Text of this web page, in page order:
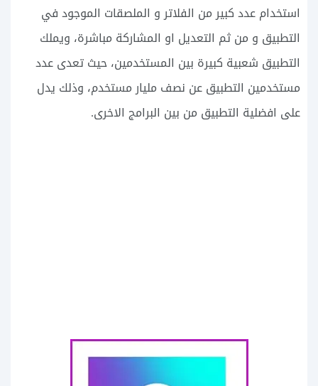
استخدام عدد كبير من الفلاتر و الملصقات الموجود في
التطبيق و من ثم التعديل او المشاركة مباشرة، ويملك
التطبيق شعبية كبيرة بين المستخدمين، حيث تعدى عدد
مستخدمين التطبيق عن نصف مليار مستخدم، وذلك يدل
على افضلية التطبيق من بين البرامج الاخرى.